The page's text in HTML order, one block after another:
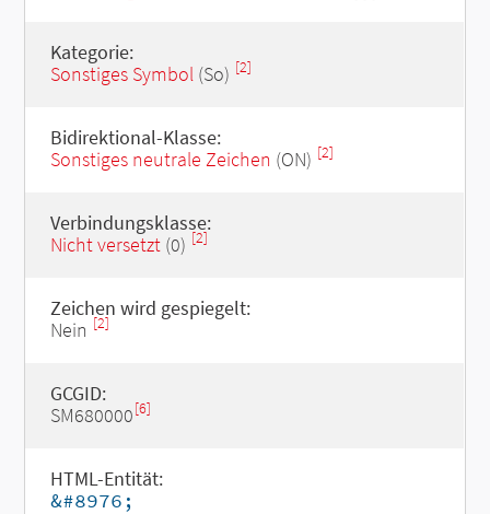
Kategorie:
Sonstiges Symbol(So) [2]
Bidirektional-Klasse:
Sonstiges neutrale Zeichen (ON) [2]
Verbindungsklasse:
Nicht versetzt(0) [2]
Zeichen wird gespiegelt:
Nein [2]
GCGID:
SM680000[6]
HTML-Entität:
&#8976;